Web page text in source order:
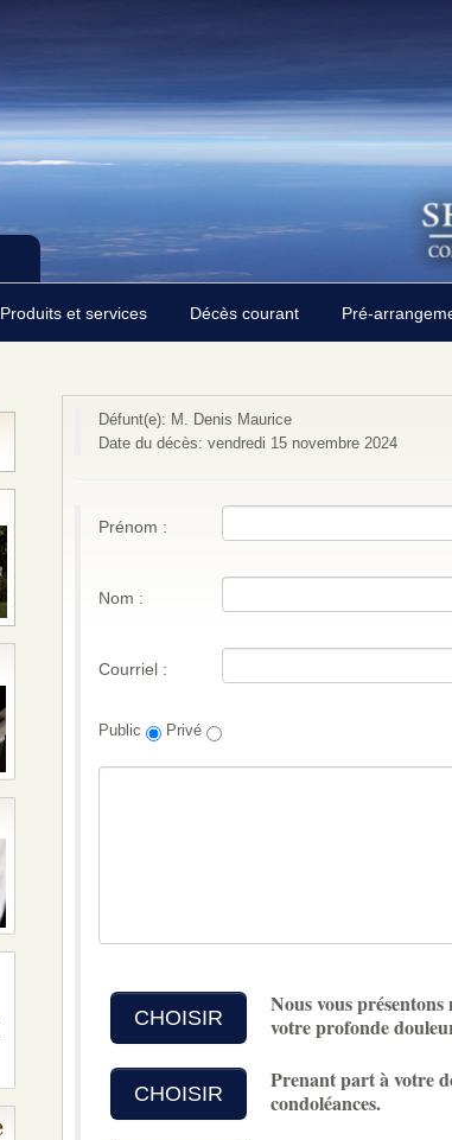
Produits et services Décès courant Pré-
Défunt(e): M. Denis Maurice
Date du décès: vendredi 15 novembre 2024
Prénom :
Nom :
Courriel :
Public Privé
CHOISIR
Nous vous
votre profonde
CHOISIR
Prenant part à votre
condoléances.